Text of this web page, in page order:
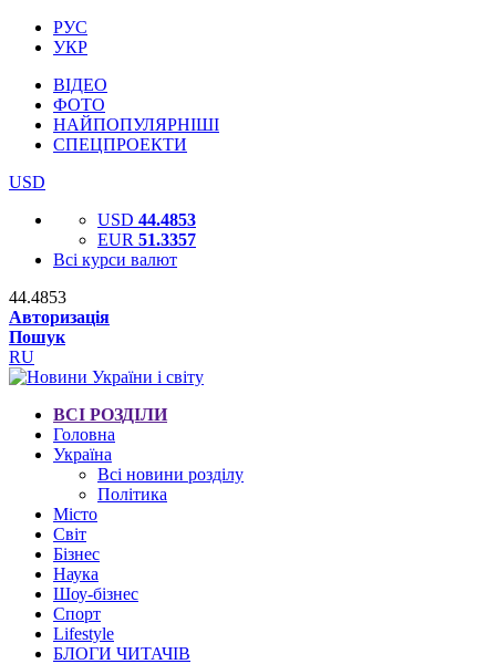
РУС
УКР
ВІДЕО
ФОТО
НАЙПОПУЛЯРНІШІ
СПЕЦПРОЕКТИ
USD
USD 44.4853
EUR 51.3357
Всі курси валют
44.4853
Авторизація
Пошук
RU
ВСІ РОЗДІЛИ
Головна
Україна
Всі новини розділу
Політика
Місто
Світ
Бізнес
Наука
Шоу-бізнес
Спорт
Lifestyle
БЛОГИ ЧИТАЧІВ